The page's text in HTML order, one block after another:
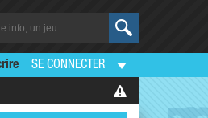
SE CONNECTER